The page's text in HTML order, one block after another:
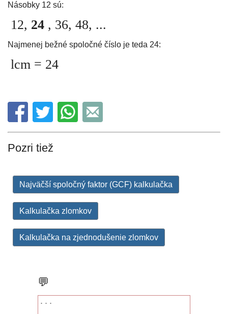
Násobky 12 sú:
12, 24 , 36, 48, ...
Najmenej bežné spoločné číslo je teda 24:
lcm = 24
Pozri tiež
Najväčší spoločný faktor (GCF) kalkulačka
Kalkulačka zlomkov
Kalkulačka na zjednodušenie zlomkov
💬